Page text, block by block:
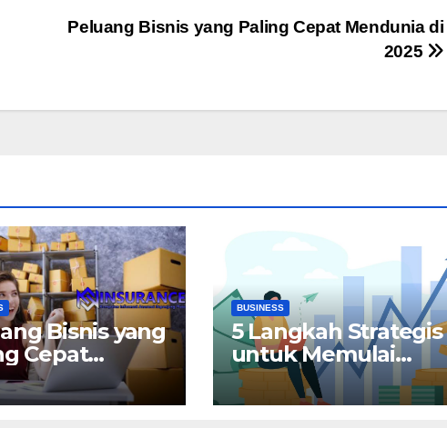
Peluang Bisnis yang Paling Cepat Mendunia di
2025
Bisnis yang
Cepat
di 2025
BUSINESS
5 Langkah Strategis
untuk Memulai
Perjalanan Investasi
Anda